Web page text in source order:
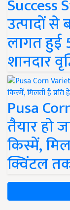
उत्पादों से
लागत हुई
शानदार
Pusa
तैयार हो
किस्में,
क्विंटल